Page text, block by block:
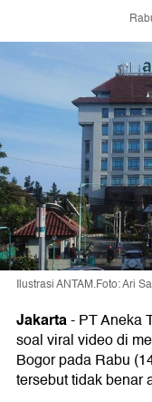
Ilustrasi ANTAM.Foto: Ari
Jakarta-PT Aneka
soal viral video di
Bogor pada Rabu
tersebut tidak benar